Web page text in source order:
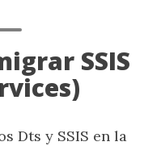
SSIS
Dts y SSIS en la